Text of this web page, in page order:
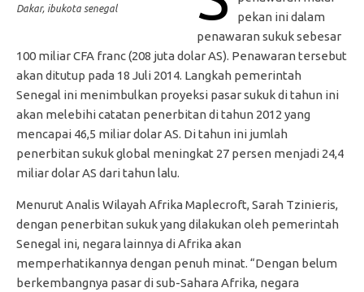
Dakar, ibukota senegal
pekan ini dalam
penawaran sukuk sebesar
100 miliar CFA franc (208 juta dolar AS). Penawaran tersebut
akan ditutup pada 18 Juli 2014. Langkah pemerintah
Senegal ini menimbulkan proyeksi pasar sukuk di tahun ini
akan melebihi catatan penerbitan di tahun 2012 yang
mencapai 46,5 miliar dolar AS. Di tahun ini jumlah
penerbitan sukuk global meningkat 27 persen menjadi 24,4
miliar dolar AS dari tahun lalu.
Menurut Analis Wilayah Afrika Maplecroft, Sarah Tzinieris,
dengan penerbitan sukuk yang dilakukan oleh pemerintah
Senegal ini, negara lainnya di Afrika akan
memperhatikannya dengan penuh minat. “Dengan belum
berkembangnya pasar di sub-Sahara Afrika, negara